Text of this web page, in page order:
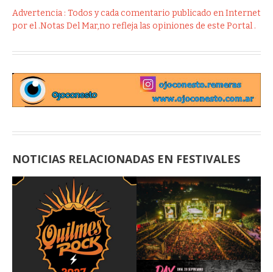
por el .Notas Del Mar,no refleja las opiniones de este Portal .